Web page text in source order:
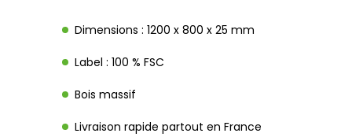
Dimensions : 1200 x 800 x 25 mm
Label : 100 % FSC
Bois massif
Livraison rapide partout en France